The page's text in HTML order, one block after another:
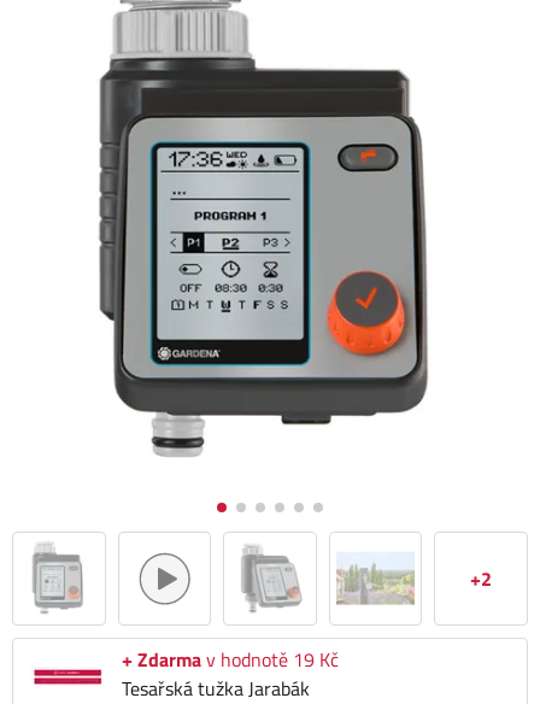
+2
+ Zdarmav hodnotě 19 Kč
Tesařská tužka Jarabák